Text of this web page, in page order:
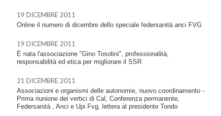
19 DICEMBRE 2011
Online il numero di dicembre dello speciale federsanità anci FVG
19 DICEMBRE 2011
È nata l'associazione "Gino Tosolini", professionalità,
responsabilità ed etica per migliorare il SSR
21 DICEMBRE 2011
Associazioni e organismi delle autonomie, nuovo coordinamento -
Prima riunione dei vertici di Cal, Conferenza permanente,
Federsanità , Anci e Upi Fvg, lettera al presidente Tondo